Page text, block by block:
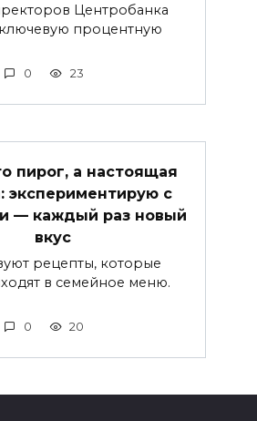
Центробанка
процентную
0 23
пирог, а настоящая
экспериментирую с
— каждый раз новый
вкус
рецепты, которые
в семейное меню.
0 20